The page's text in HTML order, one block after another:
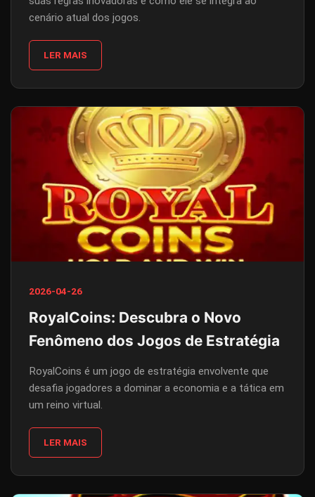
cenário atual dos jogos.
LER MAIS
2026-04-26
RoyalCoins: Descubra o Novo
Fenômeno dos Jogos de Estratégia
RoyalCoins é um jogo de estratégia envolvente que
desafia jogadores a dominar a economia e a tática em
um reino virtual.
LER MAIS